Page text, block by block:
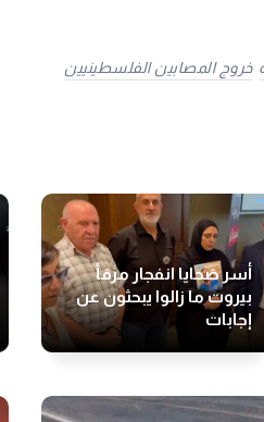
خروج المصابين الفلسطينيين
أسر ضحايا انفجار مرفأ
بيروت ما زالوا يبحثون عن
إجابات